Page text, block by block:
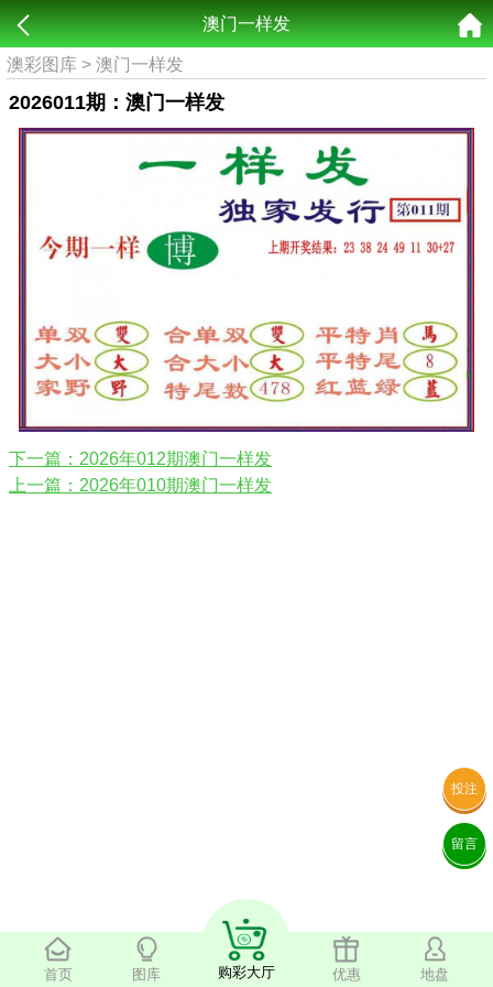
首页 图库 购彩大厅 优惠 地盘
投注
留言
澳门一样发
澳彩图库 >澳门一样发
2026011期：澳门一样发
下一篇：2026年012期澳门一样发
上一篇：2026年010期澳门一样发